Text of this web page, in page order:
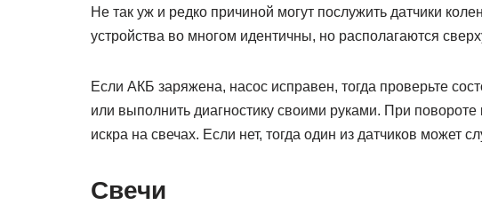
Не так уж и редко причиной могут послужить датчики
устройства во многом идентичны, но располагаются
Если АКБ заряжена, насос исправен, тогда проверьте
или выполнить диагностику своими руками. При
искра на свечах. Если нет, тогда один из датчиков может
Свечи